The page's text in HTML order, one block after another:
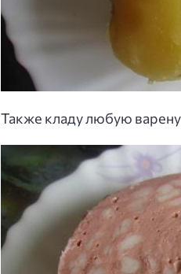
Также кладу любую